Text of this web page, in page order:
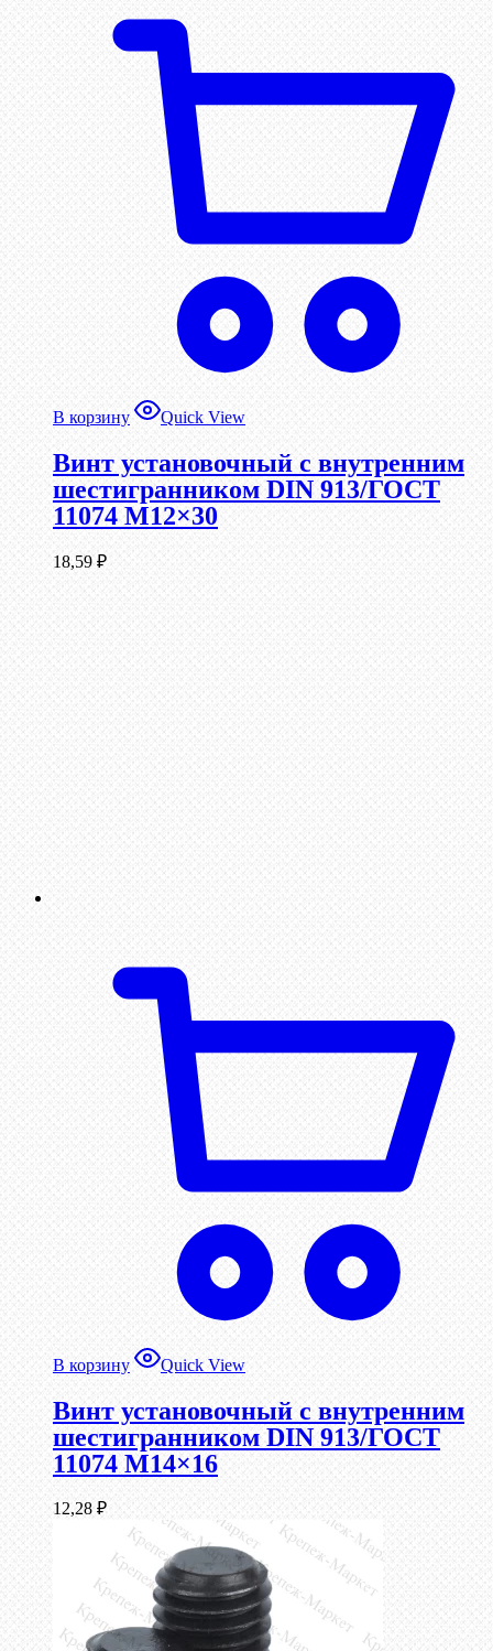
В корзину Quick View
Винт установочный с внутренним
шестигранником DIN 913/ГОСТ
11074 М12×30
18,59 ₽
В корзину Quick View
Винт установочный с внутренним
шестигранником DIN 913/ГОСТ
11074 М14×16
12,28 ₽